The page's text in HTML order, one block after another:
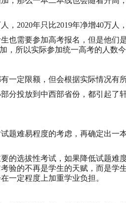
，2020年只比2019年净增40万人
也需要参加高考报名，但是他们
所以实际参加统一高考的人数今
定限额，但会根据实际情况有
分投放到中西部省份，都引起了
题难易程度的考虑，再确定出一
的选拔性考试，如果降低试题难
验的不再是学生的天赋，而是学
一定程度上加重学业负担。